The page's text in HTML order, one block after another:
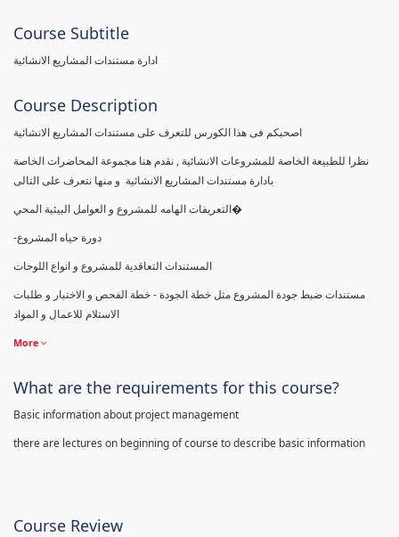
Course Subtitle
ادارة مستندات المشاريع الانشائية
Course Description
نظرا للطبيعة الخاصة للمشروعات الانشائية , نقدم هنا مجموعة المحاضرات الخاصة
التعريفات الهامه للمشروع و العوامل البيئية المحي�
مستندات ضبط جودة المشروع مثل خطة الجودة - خطة الفحص و الاختبار و طلبات
الاستلام للاعمال و المواد
More
What are the requirements for this course?
Basic information about project management
there are lectures on beginning of course to describe basic information
Course Review